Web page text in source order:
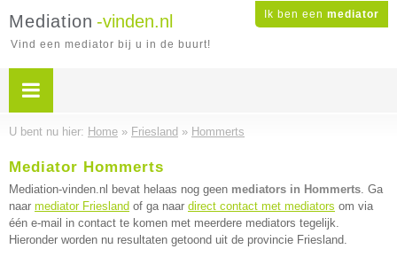
Ik ben een mediator
Mediation -vinden.nl
Vind een mediator bij u in de buurt!
U bent nu hier: Home » Friesland » Hommerts
Mediator Hommerts
Mediation-vinden.nl bevat helaas nog geen mediators in Hommerts. Ga
naar mediator Friesland of ga naar direct contact met mediators om via
één e-mail in contact te komen met meerdere mediators tegelijk.
Hieronder worden nu resultaten getoond uit de provincie Friesland.